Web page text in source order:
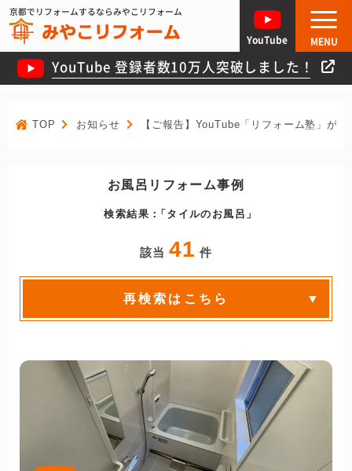
京都でリフォームするならみやこリフォーム
YouTube 登録者数10万人突破しました！
YouTube MENU
TOP お知らせ 【ご報告】YouTube「リフォーム塾」が
お風呂リフォーム事例
検索結果： タイルのお風呂
該当 41 件
再検索はこちら